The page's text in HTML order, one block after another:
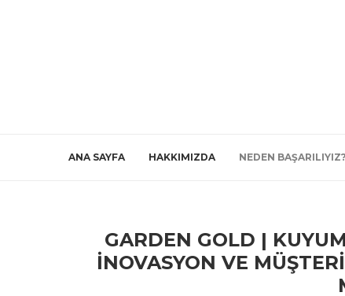
ANA SAYFA HAKKIMIZDA NEDEN BAŞARILIYIZ?
GARDEN GOLD |
İNOVASYON VE